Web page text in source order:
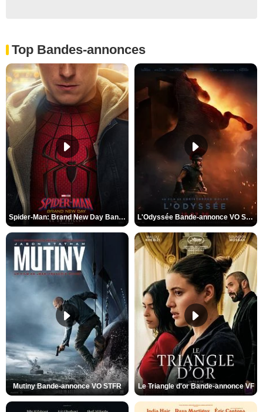
Top Bandes-annonces
Spider-Man: Brand New Day Bande-annonce VO STFR L'Odyssée Bande-annonce VO STFR
Mutiny Bande-annonce VO STFR Le Triangle d'or Bande-annonce VF